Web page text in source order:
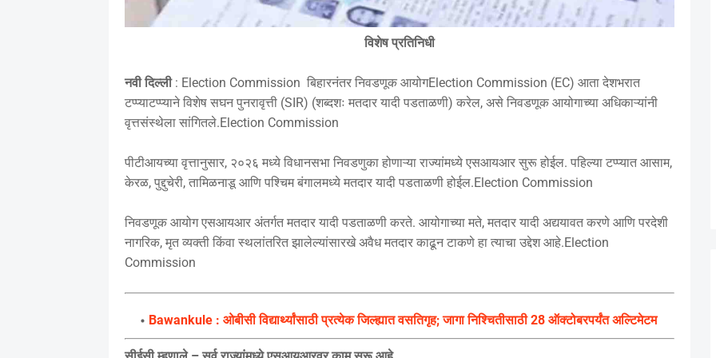
विशेष प्रतिनिधी
नवी दिल्ली: Election Commission बिहारनंतर निवडणूक आयोगElection Commission (EC) आता देशभरात
टप्प्याटप्प्याने विशेष सघन पुनरावृत्ती (SIR) (शब्दशः मतदार यादी पडताळणी) करेल, असे निवडणूक आयोगाच्या अधिकाऱ्यांनी
वृत्तसंस्थेला सांगितले.Election Commission
पीटीआयच्या वृत्तानुसार, २०२६ मध्ये विधानसभा निवडणुका होणाऱ्या राज्यांमध्ये एसआयआर सुरू होईल. पहिल्या टप्प्यात आसाम,
केरळ, पुद्दुचेरी, तामिळनाडू आणि पश्चिम बंगालमध्ये मतदार यादी पडताळणी होईल.Election Commission
निवडणूक आयोग एसआयआर अंतर्गत मतदार यादी पडताळणी करते. आयोगाच्या मते, मतदार यादी अद्ययावत करणे आणि परदेशी
नागरिक, मृत व्यक्ती किंवा स्थलांतरित झालेल्यांसारखे अवैध मतदार काढून टाकणे हा त्याचा उद्देश आहे.Election
Commission
Bawankule : ओबीसी विद्यार्थ्यांसाठी प्रत्येक जिल्ह्यात वसतिगृह; जागा निश्चितीसाठी 28 ऑक्टोबरपर्यंत अल्टिमेटम